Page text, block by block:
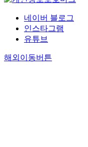
네이버 블로그
인스타그램
유튜브
해외이동버튼